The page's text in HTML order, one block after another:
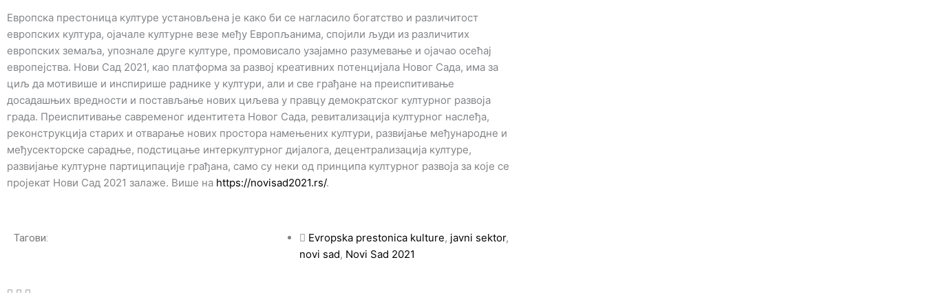
Европска престоница културе установљена је како би се нагласило богатство и различитост
европских култура, ојачале културне везе међу Европљанима, спојили људи из различитих
европских земаља, упознале друге културе, промовисало узајамно разумевање и ојачао осећај
европејства. Нови Сад 2021, као платформа за развој креативних потенцијала Новог Сада, има за
циљ да мотивише и инспирише раднике у култури, али и све грађане на преиспитивање
досадашњих вредности и постављање нових циљева у правцу демократског културног развоја
града. Преиспитивање савременог идентитета Новог Сада, ревитализација културног наслеђа,
реконструкција старих и отварање нових простора намењених култури, развијање међународне и
међусекторске сарадње, подстицање интеркултурног дијалога, децентрализација културе,
развијање културне партиципације грађана, само су неки од принципа културног развоја за које се
пројекат Нови Сад 2021 залаже. Више на https://novisad2021.rs/.
Тагови: Evropska prestonica kulture, javni sektor,
novi sad, Novi Sad 2021